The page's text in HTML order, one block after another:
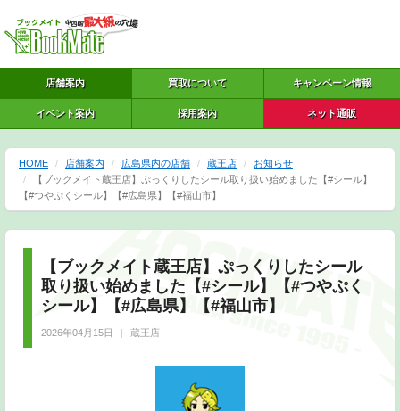
店舗案内 買取について キャンペーン情報
イベント案内 採用案内 ネット通販
HOME 店舗案内 広島県内の店舗 蔵王店
お知らせ
【ブックメイト蔵王店】ぷっくりしたシール取り扱い始めました【#シール】
【#つやぷくシール】【#広島県】【#福山市】
【ブックメイト蔵王店】ぷっくりしたシール
取り扱い始めました【#シール】【#つやぷく
シール】【#広島県】【#福山市】
2026年04月15日 蔵王店